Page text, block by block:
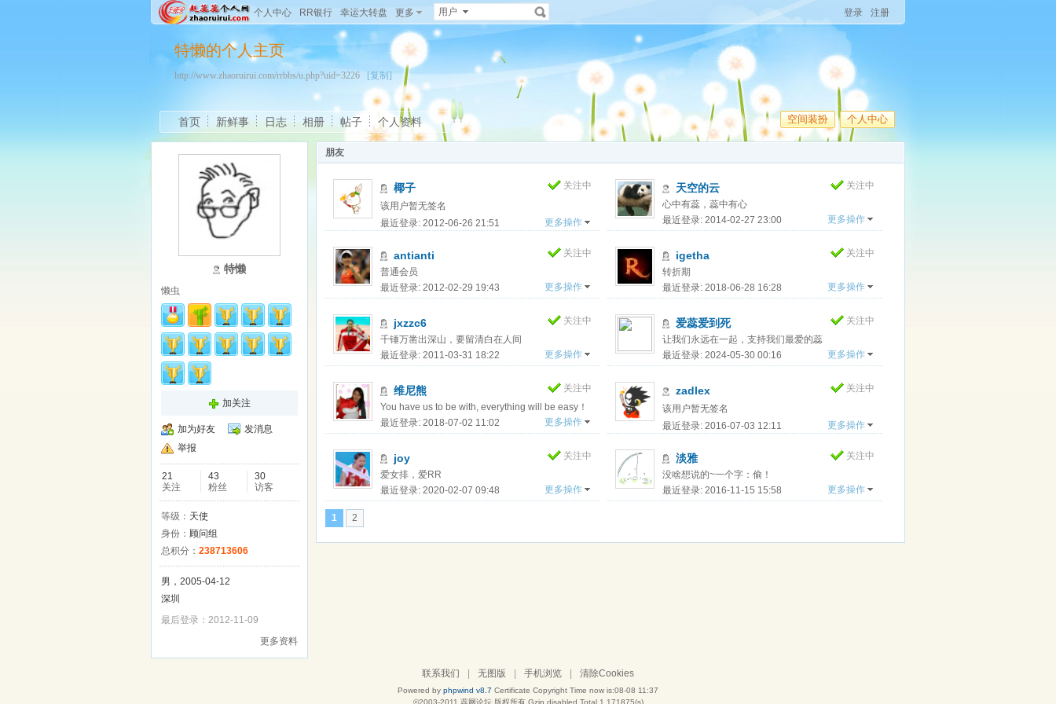
个人中心 RR银行 幸运大转盘 更多 用户 登录 注册
特懒的个人主页
http://www.zhaoruirui.com/rrbbs/u.php?uid=3226 [复制]
空间装扮 个人中心
首页 新鲜事 日志 相册 帖子 个人资料
特懒
懒虫
加关注
加为好友
发消息
举报
21
关注
43
粉丝
30
访客
等级： 天使
身份： 顾问组
总积分： 238713606
男，2005-04-12
深圳
最后登录：2012-11-09
更多资料
朋友
关注中
椰子
该用户暂无签名
更多操作
最近登录: 2012-06-26 21:51
关注中
天空的云
心中有蕊，蕊中有心
更多操作
最近登录: 2014-02-27 23:00
关注中
antianti
普通会员
更多操作
最近登录: 2012-02-29 19:43
关注中
igetha
转折期
更多操作
最近登录: 2018-06-28 16:28
关注中
jxzzc6
千锤万凿出深山，要留清白在人间
更多操作
最近登录: 2011-03-31 18:22
关注中
爱蕊爱到死
让我们永远在一起，支持我们最爱的蕊
蕊！！！！！！！ ..
更多操作
最近登录: 2024-05-30 00:16
关注中
维尼熊
You have us to be with, everything will be easy！
更多操作
最近登录: 2018-07-02 11:02
关注中
zadlex
该用户暂无签名
更多操作
最近登录: 2016-07-03 12:11
关注中
joy
爱女排，爱RR
更多操作
最近登录: 2020-02-07 09:48
关注中
淡雅
没啥想说的~一个字：偷！
更多操作
最近登录: 2016-11-15 15:58
1 2
联系我们 无图版 手机浏览 清除Cookies
Powered by phpwind v8.7 Certificate Copyright Time now is:08-08 11:37
©2003-2011 蕊网论坛版权所有 Gzip disabled Total 1.171875(s)